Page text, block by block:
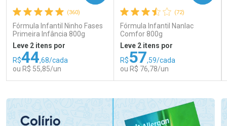
(360)
Fórmula Infantil Ninho Fases
Primeira Infância 800g
Leve 2 itens por
R$44,68/cada
ou R$ 55,85/un
(72)
Fórmula Infantil Nanlac
Comfor 800g
Leve 2 itens por
R$57,59/cada
ou R$ 76,78/un
Laboratório
Por Menos